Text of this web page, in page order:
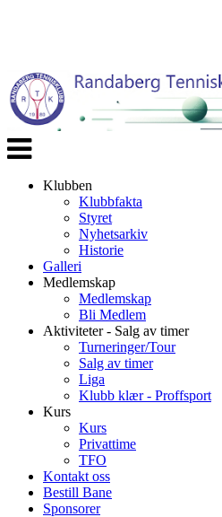
Veksle
navigasjon
Klubben
Klubbfakta
Styret
Nyhetsarkiv
Historie
Galleri
Medlemskap
Medlemskap
Bli Medlem
Aktiviteter - Salg av timer
Turneringer/Tour
Salg av timer
Liga
Klubb klær - Proffsport
Kurs
Kurs
Privattime
TFO
Kontakt oss
Bestill Bane
Sponsorer